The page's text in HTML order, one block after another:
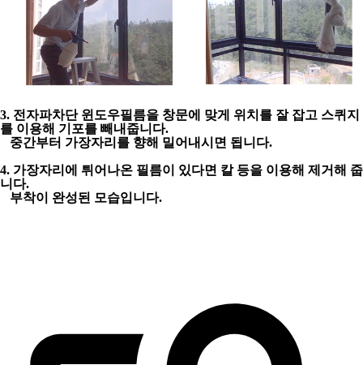
3. 전자파차단 윈도우필름을 창문에 맞게 위치를 잘 잡고 스퀴지
를 이용해 기포를 빼내줍니다.
중간부터 가장자리를 향해 밀어내시면 됩니다.
4. 가장자리에 튀어나온 필름이 있다면 칼 등을 이용해 제거해 줍
니다.
부착이 완성된 모습입니다.